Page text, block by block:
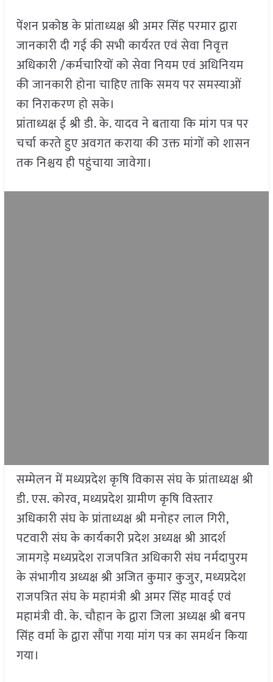
पेंशन प्रकोष्ठ के प्रांताध्यक्ष श्री अमर सिंह परमार द्वारा
जानकारी दी गई की सभी कार्यरत एवं सेवा निवृत्त
अधिकारी /कर्मचारियों को सेवा नियम एवं अधिनियम
की जानकारी होना चाहिए ताकि समय पर समस्याओं
का निराकरण हो सके।
प्रांताध्यक्ष ई श्री डी. के. यादव ने बताया कि मांग पत्र पर
चर्चा करते हुए अवगत कराया की उक्त मांगों को शासन
तक निश्चय ही पहुंचाया जावेगा।
सम्मेलन में मध्यप्रदेश कृषि विकास संघ के प्रांताध्यक्ष श्री
डी. एस. कोरव, मध्यप्रदेश ग्रामीण कृषि विस्तार
अधिकारी संघ के प्रांताध्यक्ष श्री मनोहर लाल गिरी,
पटवारी संघ के कार्यकारी प्रदेश अध्यक्ष श्री आदर्श
जामगड़े मध्यप्रदेश राजपत्रित अधिकारी संघ नर्मदापुरम
के संभागीय अध्यक्ष श्री अजित कुमार कुजुर, मध्यप्रदेश
राजपत्रित संघ के महामंत्री श्री अमर सिंह मावई एवं
महामंत्री वी. के. चौहान के द्वारा जिला अध्यक्ष श्री बनप
सिंह वर्मा के द्वारा सौंपा गया मांग पत्र का समर्थन किया
गया।